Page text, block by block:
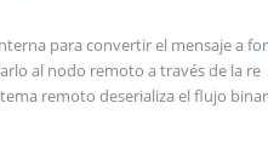
para convertir el mensaje a for
al nodo remoto a través de la re
remoto deserializa el flujo binar